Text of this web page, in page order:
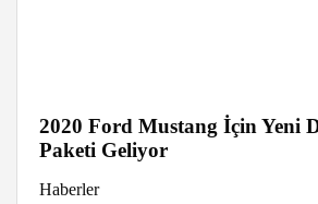
2020 Ford Mustang İçin Yeni
Paketi Geliyor
Haberler